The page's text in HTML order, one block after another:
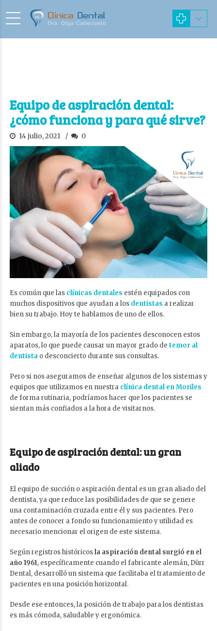
Equipo de aspiración dental:
¿cómo funciona y para qué sirve?
14 julio, 2021 0
Es común que las clínicas dentales estén equipados con
muchos dispositivos que ayudan a los dentistas a realizar
bien su trabajo. Hoy te hablamos de uno de ellos.
Sin embargo, la mayoría de los pacientes desconocen estos
aparatos, lo que puede causar un mayor grado de temor al
dentista o desconcierto durante sus consultas.
Pero si nos aseguramos de enseñar algunos de los sistemas y
equipos que utilizamos en nuestra clínica dental en Moriles
de forma rutinaria, podríamos hacer que los pacientes se
sientan más confiados a la hora de visitarnos.
Equipo de aspiración dental: un gran
aliado
El equipo de succión o aspiración dental es un gran aliado del
dentista, ya que reduce las posibilidades de que se genere
una contaminación cruzada entre él y sus pacientes. Pero
antes de conocer a fondo su funcionamiento y utilidad es
necesario mencionar el origen de este sistema.
Según registros históricosla aspiración dental surgió en el
año 1961, específicamente cuando el fabricante alemán, Dürr
Dental, desarrolló un sistema que facilitaba el tratamiento de
pacientes en una posición horizontal.
Desde ese entonces, la posición de trabajo para los dentistas
es más cómoda, saludable y ergonómica.